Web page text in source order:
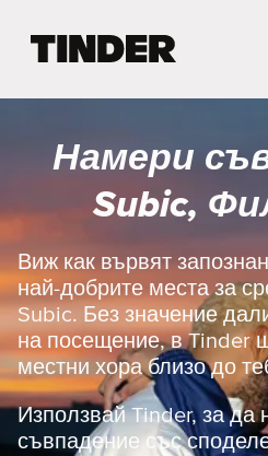
r
а
а
л
о
Намери
Subic,
Виж как вървят
най-добрите места за
Subic. Без значение
на посещение, в Tinder
местни хора близо до
Използвай Tinder, за да
съвпадение със